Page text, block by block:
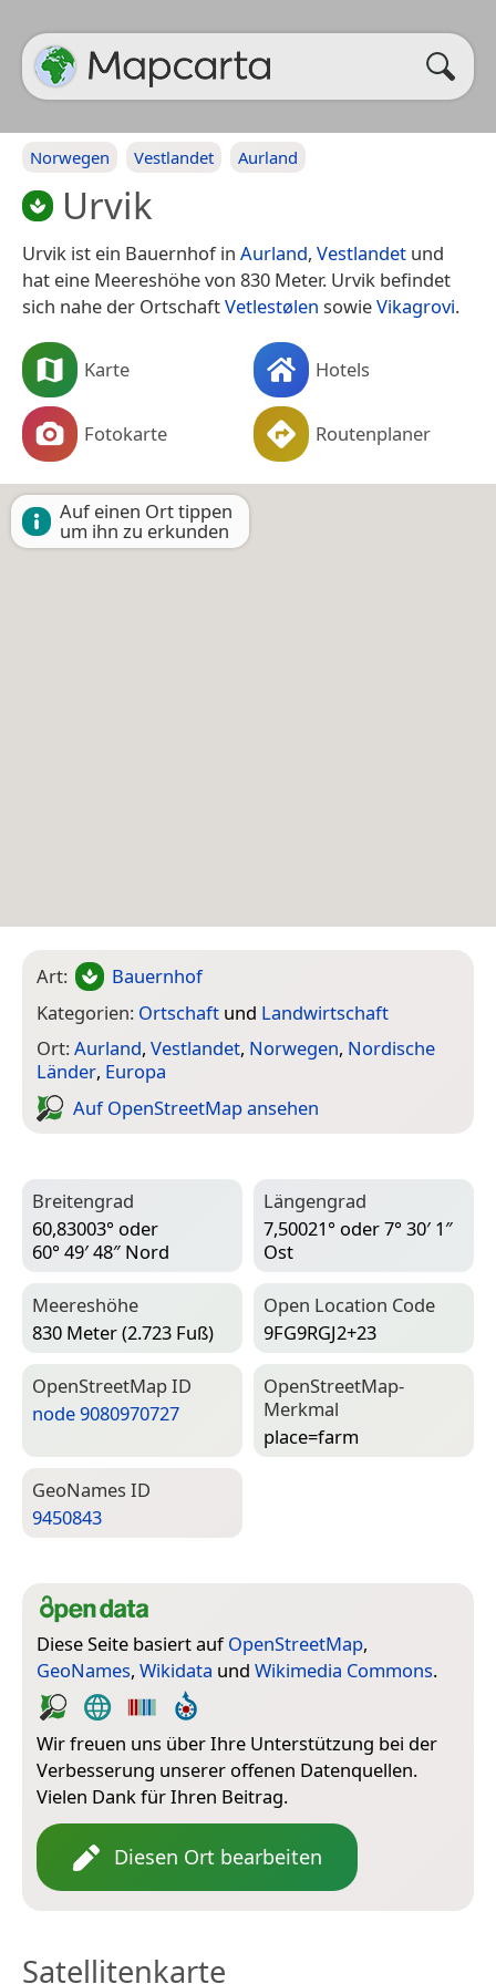
Norwegen Vestlandet Aurland
Urvik
Urvik ist ein Bauernhof in Aurland, Vestlandet und
hat eine Meereshöhe von 830 Meter. Urvik befindet
sich nahe der OrtschaftVetlestølen sowieVikagrovi.
Karte Hotels
Fotokarte Routenplaner
Auf einen Ort tippen
um ihn zu erkunden
Art:
Bauernhof
Kategorien: Ortschaft und Landwirtschaft
Ort:Aurland, Vestlandet, Norwegen, Nordische
Länder, Europa
Auf Open­Street­Map ansehen
Breitengrad
60,83003° oder
60° 49′ 48″ Nord
Längengrad
7,50021° oder 7° 30′ 1″
Ost
Meereshöhe
830 Meter (2.723 Fuß)
Open Location Code
9FG9RGJ2+23
Open­Street­Map ID
node 9080970727
Open­Street­Map-
Merkmal
place=­farm
Geo­Names ID
9450843
Diese Seite basiert aufOpenStreetMap,
GeoNames, Wikidata und Wikimedia Commons.
Wir freuen uns über Ihre Unterstützung bei der
Verbesserung unserer offenen Datenquellen.
Vielen Dank für Ihren Beitrag.
Diesen Ort bearbeiten
Satellitenkarte